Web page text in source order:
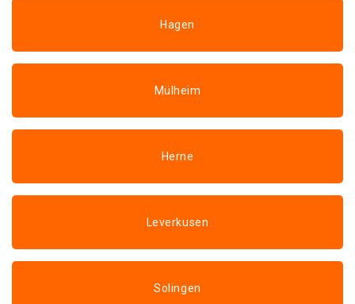
Hagen
Mülheim
Herne
Leverkusen
Solingen